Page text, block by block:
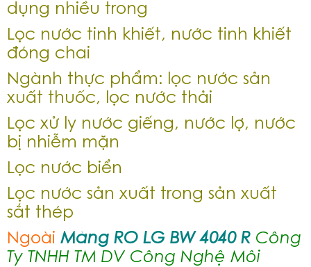
dụng nhiều trong
Lọc nước tinh khiết, nước tinh khiết
đóng chai
Ngành thực phẩm: lọc nước sản
xuất thuốc, lọc nước thải
Lọc xử ly nước giếng, nước lợ, nước
bị nhiễm mặn
Lọc nước biển
Lọc nước sản xuất trong sản xuất
sắt thép
Ngoài Màng RO LG BW 4040 R Công
Ty TNHH TM DV Công Nghệ Môi